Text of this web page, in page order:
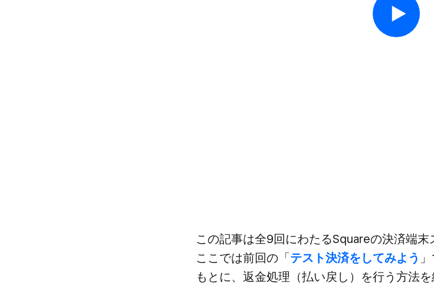
この​記事は​全9回に​わたる​Squareの​決済端末
ここでは​前回の​「テスト決済を​してみよう
もとに、​返金処理​（払い戻し）を​行う方​法を​